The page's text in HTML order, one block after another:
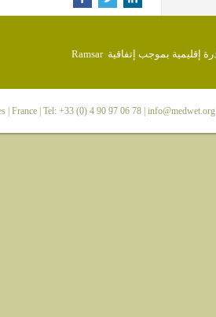
France | Tel: +33 (0) 4 90 97 06 78 | info@medwet.org